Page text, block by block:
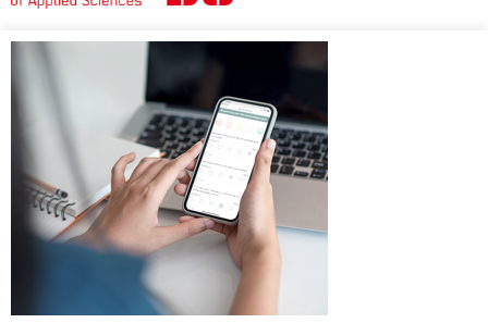
Anmeldebildschirm